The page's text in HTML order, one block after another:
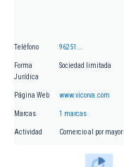
Teléfono 96251...
Forma
Jurídica
Sociedad limitada
Página Web www.vicorva.com
Marcas 1 marcas
Actividad Comercio al por